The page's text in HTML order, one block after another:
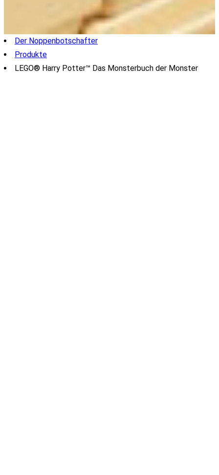
Der Noppenbotschafter
Produkte
LEGO® Harry Potter™ Das Monsterbuch der Monster